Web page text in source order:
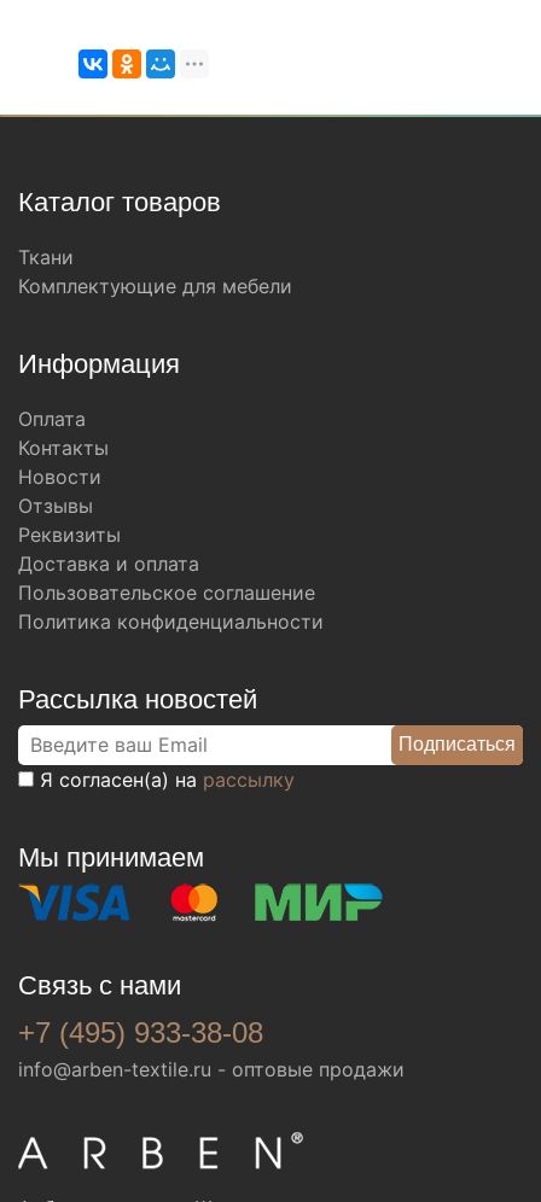
Каталог товаров
Ткани
Комплектующие для мебели
Информация
Оплата
Контакты
Новости
Отзывы
Реквизиты
Доставка и оплата
Пользовательское соглашение
Политика конфиденциальности
Рассылка новостей
Я согласен(а) на рассылку
Мы принимаем
Связь с нами
+7 (495) 933-38-08
info@arben-textile.ru - оптовые продажи